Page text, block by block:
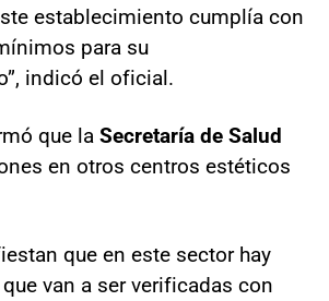
establecimiento cumplía con
para su
indicó el oficial.
que la Secretaría de Salud
en otros centros estéticos
que en este sector hay
van a ser verificadas con